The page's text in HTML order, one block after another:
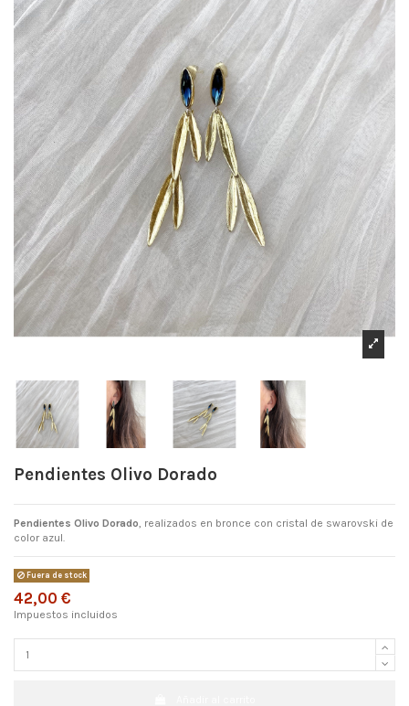
Pendientes Olivo Dorado
Pendientes Olivo Dorado, realizados en bronce con cristal de swarovski de
color azul.
Fuera de stock
42,00 €
Impuestos incluidos